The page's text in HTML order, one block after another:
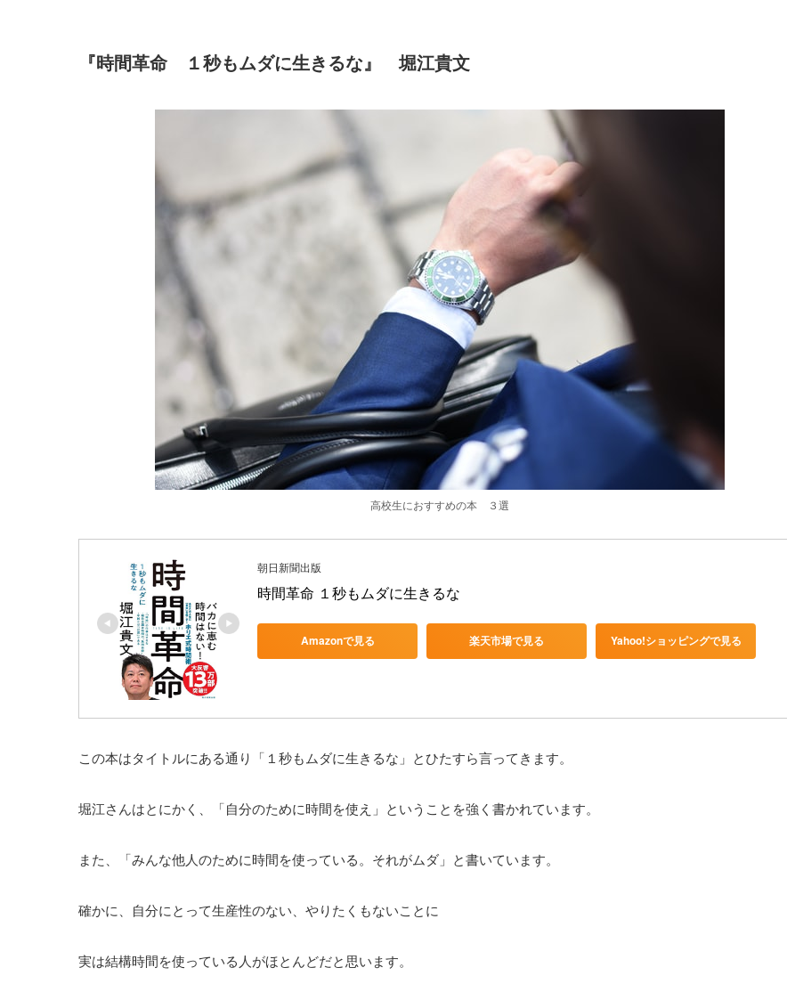
『時間革命 １秒もムダに生きるな』 堀江貴文
高校生におすすめの本 ３選
朝日新聞出版
時間革命 １秒もムダに生きるな
Amazonで見る 楽天市場で見る Yahoo!ショッピングで見る
この本はタイトルにある通り「１秒もムダに生きるな」とひたすら言ってきます。
堀江さんはとにかく、「自分のために時間を使え」ということを強く書かれています。
また、「みんな他人のために時間を使っている。それがムダ」と書いています。
確かに、自分にとって生産性のない、やりたくもないことに
実は結構時間を使っている人がほとんどだと思います。